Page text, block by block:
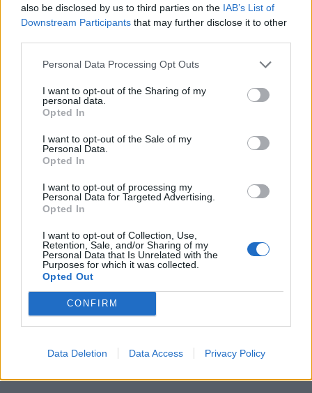
also be disclosed by us to third parties on the IAB’s List of
Downstream Participants that may further disclose it to other
Personal Data Processing Opt Outs
I want to opt-out of the Sharing of my
personal data.
Opted In
I want to opt-out of the Sale of my
Personal Data.
Opted In
I want to opt-out of processing my
Personal Data for Targeted Advertising.
Opted In
I want to opt-out of Collection, Use,
Retention, Sale, and/or Sharing of my
Personal Data that Is Unrelated with the
Purposes for which it was collected.
Opted Out
CONFIRM
Data Deletion Data Access Privacy Policy
συμφέρει περισσότερο;
Το λάθος που κάνουμε με το πλυντήριο
χρόνο